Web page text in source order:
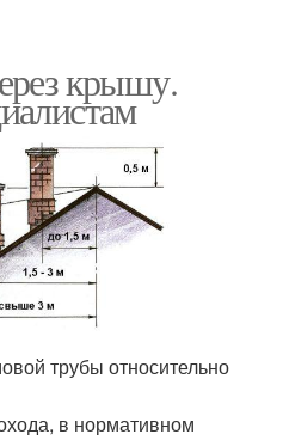
крышу.
трубы относительно
в нормативном